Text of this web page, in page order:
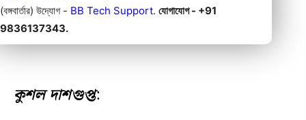
(বঙ্গবার্তার) উদ্যোগ - BB Tech Support. যোগাযোগ - +91
9836137343.
কুশল দাশগুপ্ত: